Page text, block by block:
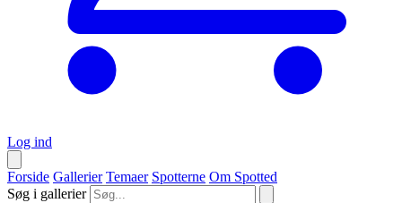
Log ind
Forside Gallerier Temaer Spotterne Om Spotted
Søg i gallerier